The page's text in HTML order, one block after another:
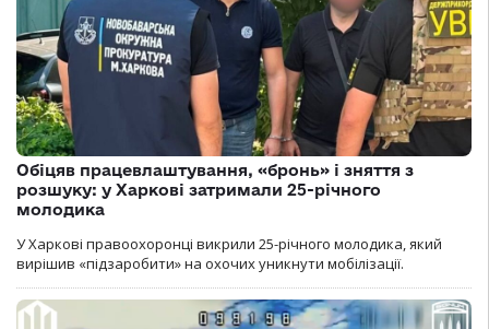
Обіцяв працевлаштування, «бронь» і зняття з
розшуку: у Харкові затримали 25-річного
молодика
У Харкові правоохоронці викрили 25-річного молодика, який
вирішив «підзаробити» на охочих уникнути мобілізації.